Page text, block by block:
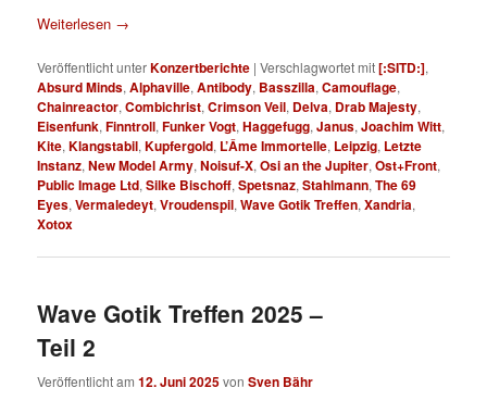
Weiterlesen →
Veröffentlicht unterKonzertberichte |Verschlagwortet mit[:SITD:],
Absurd Minds,Alphaville,Antibody, Basszilla,Camouflage,
Chainreactor,Combichrist,Crimson Veil, Delva, Drab Majesty,
Eisenfunk,Finntroll,Funker Vogt,Haggefugg,Janus,Joachim Witt,
Kite,Klangstabil,Kupfergold, L’Âme Immortelle, Leipzig, Letzte
Instanz,New Model Army,Noisuf-X,Osi an the Jupiter,Ost+Front,
Public Image Ltd,Silke Bischoff,Spetsnaz,Stahlmann,The 69
Eyes,Vermaledeyt,Vroudenspil,Wave Gotik Treffen,Xandria,
Xotox
Wave Gotik Treffen 2025 –
Teil 2
Veröffentlicht am12. Juni 2025vonSven Bähr